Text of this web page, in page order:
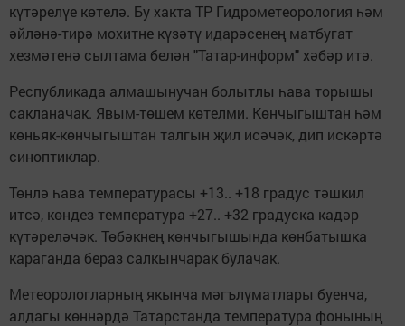
күтәрелүе көтелә. Бу хакта ТР Гидрометеорология һәм
әйләнә-тирә мохитне күзәтү идарәсенең матбугат
хезмәтенә сылтама белән "Татар-информ" хәбәр итә.
Республикада алмашынучан болытлы һава торышы
сакланачак. Явым-төшем көтелми. Көнчыгыштан һәм
көньяк-көнчыгыштан талгын җил исәчәк, дип искәртә
синоптиклар.
Төнлә һава температурасы +13.. +18 градус тәшкил
итсә, көндез температура +27.. +32 градуска кадәр
күтәреләчәк. Төбәкнең көнчыгышында көнбатышка
караганда бераз салкынчарак булачак.
Метеорологларның якынча мәгълүматлары буенча,
алдагы көннәрдә Татарстанда температура фонының